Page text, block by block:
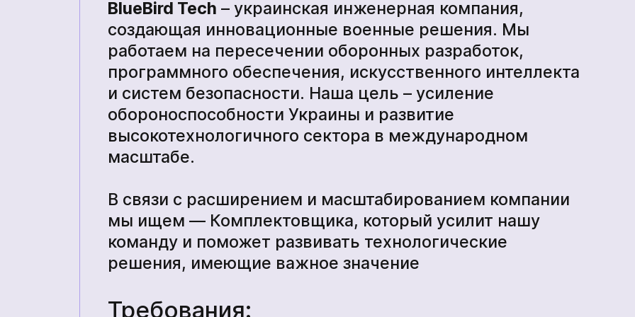
Прочие технические средства БпАК
Академия
BlueBird Tech – украинская инженерная компания,
создающая инновационные военные решения. Мы
работаем на пересечении оборонных разработок,
программного обеспечения, искусственного интеллекта
и систем безопасности. Наша цель – усиление
обороноспособности Украины и развитие
высокотехнологичного сектора в международном
масштабе.
В связи с расширением и масштабированием компании
мы ищем — Комплектовщика, который усилит нашу
команду и поможет развивать технологические
решения, имеющие важное значение
Требования: